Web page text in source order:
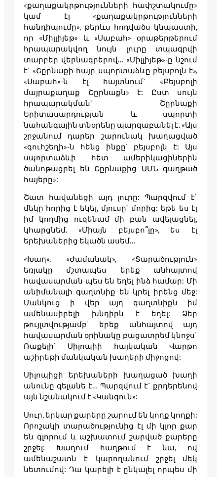
«քաղաքակրթությունների հափշտակումը»
կամ էլ «քաղաքակրթությունների
հանդիպումը», թերևս հոդվածս կնպաստի,
որ «Միլլիյեթ» և «Սաբահ» օրաթերթերում
հրապարակվող նույն լուրը տպագրվի
տարբեր վերնագրերով… «Միլլիյեթ»-ը նշում
է` «Շըրնաքի հայր սպորտաձևը բեյսբոլն է»,
«Սաբահ»-ն էլ հայտնում` «Բեյսբոլի
մայրաքաղաք Շըրնաքն» է: Ըստ սույն
հրապարակման` Շըրնաքի
Երիտասարդության և սպորտի
նահանգային տնօրենը պարզաբանել է. «Այս
շրջանում դարեր շարունակ խաղացված
«գուհշեղի»-ն հենց ինքը` բեյսբոլն է: Այս
սպորտաձևի հետ ամերիկացիներին
ծանոթացրել են Շըրնաքից ԱՄՆ գաղթած
հայերը»:
Շատ հավանեցի այդ լուրը: Պարզվում է`
մեկը հորից է եկել, մյուսը` մորից: Եթե ես էլ
իմ կողմից ուզենամ մի բան ավելացնել,
կհարցնեմ. «Միայն բեյսբո՞լը», ես էլ
երեխաներից եկածն ասեմ…
«Խաղ», «Ժամանակ», «Տարածություն»
եռյակը մշտապես երեք անհայտով
հավասարման պես են եղել ինձ համար: Մի
անիմանալի գաղտնիք են կրել իրենց մեջ:
Մանկուց ի վեր այդ գաղտնիքն իմ
ամենասիրելի խնդիրն է եղել: Ձեր
թույլտվությամբ` երեք անհայտով այդ
հավասարման օրինակը բացատրեմ կնոջս`
Ռաքելի` Սիլոպիի հայկական Վարթո
աշիրեթի մանկական խաղերի միջոցով:
Սիլոպիցի երեխաների խաղացած խաղի
անունը գելանե է… Պարզվում է` քրդերենով
այն նշանակում է «Կանգուն»:
Սուր, երկար քարերը շարում են կողք կողքի:
Որոշակի տարածությունից էլ մի կլոր քար
են գլորում և աշխատում շարված քարերը
շրջել: Խաղում հաղթում է նա, ով
ամենաշատն է կարողանում շրջել մեկ
նետումով: Դա կարելի է ընկալել որպես մի